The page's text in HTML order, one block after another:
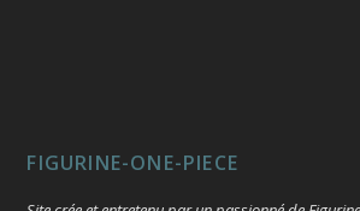
FIGURINE-ONE-PIECE